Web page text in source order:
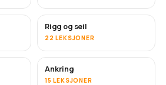
Rigg og seil
22 LEKSJONER
Ankring
15 LEKSJONER